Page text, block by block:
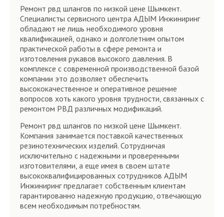
Ремонт рвд шлангов по низкой цене Шымкент.
Специалисты сервисного центра АДЫМ Инжиниринг
обладают не лишь необходимого уровня
квалификацией, однако и долголетним опытом
практической работы в сфере ремонта и
изготовления рукавов высокого давления. В
комплексе с современной производственной базой
компании это дозволяет обеспечить
высококачественное и оперативное решение
вопросов хоть какого уровня трудности, связанных с
ремонтом РВД различных модификаций.
Ремонт рвд шлангов по низкой цене Шымкент.
Компания занимается поставкой качественных
резинотехнических изделий. Сотрудничая
исключительно с надежными и проверенными
изготовителями, а еще имея в своем штате
высококвалифицированных сотрудников АДЫМ
Инжиниринг предлагает собственным клиентам
гарантированно надежную продукцию, отвечающую
всем необходимым потребностям.